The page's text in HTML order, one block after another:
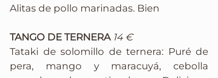
Alitas de pollo marinadas. Bien
TANGO DE TERNERA14 €
Tataki de solomillo de ternera: Puré de
pera, mango y maracuyá, cebolla